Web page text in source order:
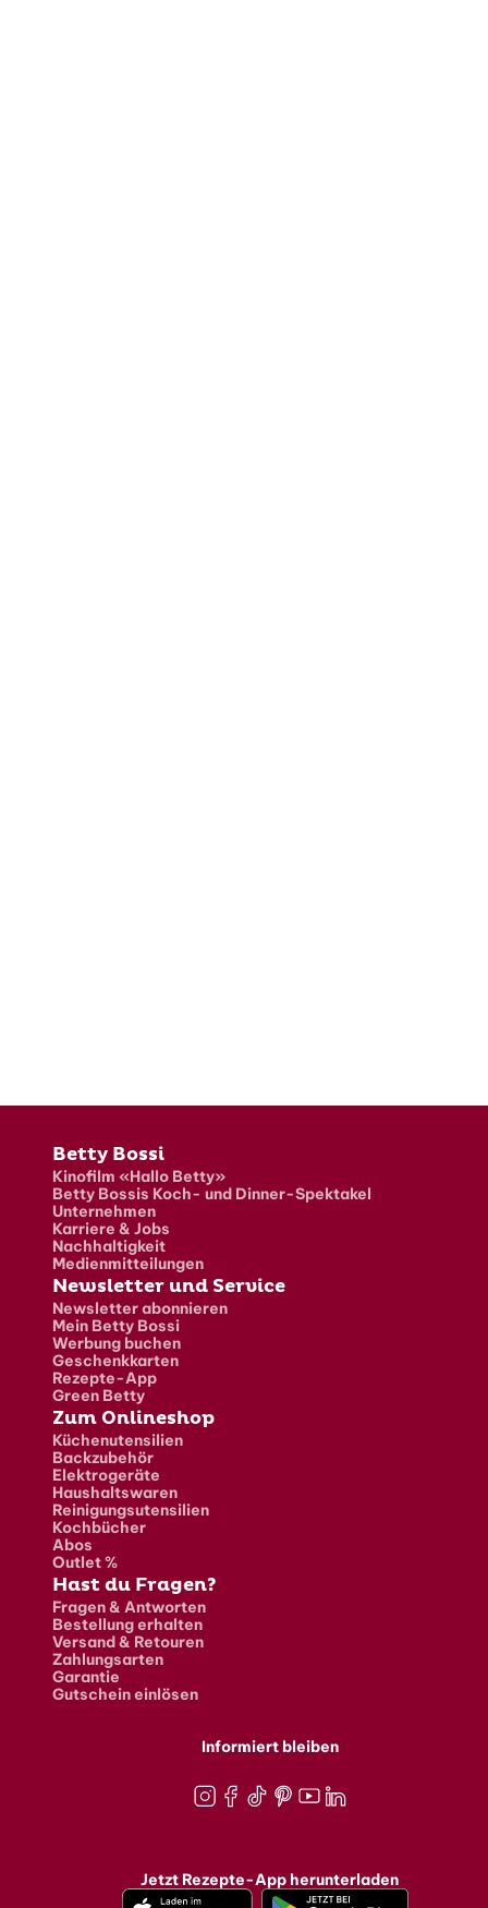
Fusszeile
Betty Bossi
Kinofilm «Hallo Betty»
Betty Bossis Koch- und Dinner-Spektakel
Unternehmen
Karriere & Jobs
Nachhaltigkeit
Medienmitteilungen
Newsletter und Service
Newsletter abonnieren
Mein Betty Bossi
Werbung buchen
Geschenkkarten
Rezepte-App
Green Betty
Zum Onlineshop
Küchenutensilien
Backzubehör
Elektrogeräte
Haushaltswaren
Reinigungsutensilien
Kochbücher
Abos
Outlet %
Hast du Fragen?
Fragen & Antworten
Bestellung erhalten
Versand & Retouren
Zahlungsarten
Garantie
Gutschein einlösen
Informiert bleiben
Jetzt Rezepte-App herunterladen